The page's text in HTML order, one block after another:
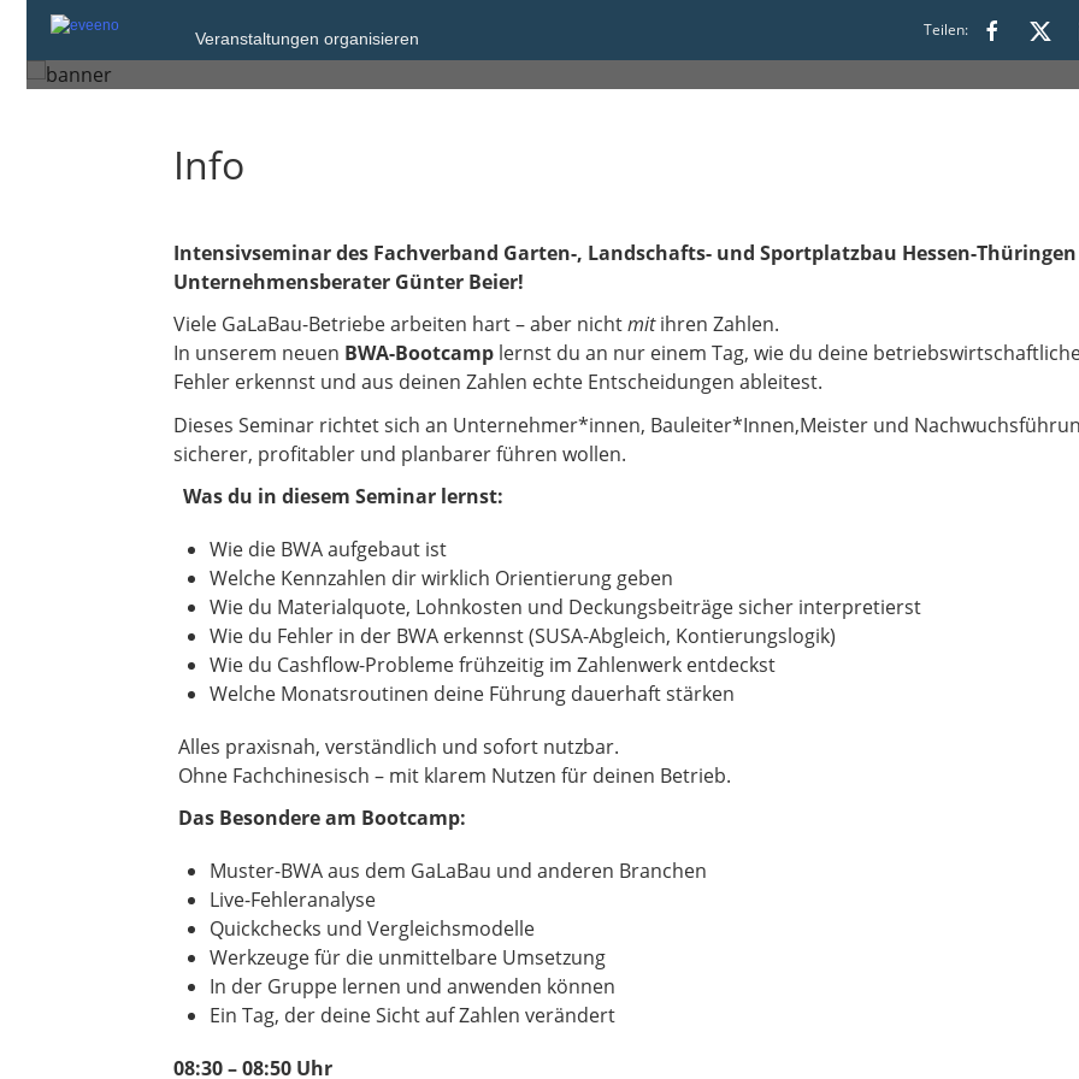
Veranstaltungen organisieren Teilen:
Fulda
Info
Intensivseminar des Fachverband Garten-, Landschafts- und Sportplatzbau Hessen-Thüringen
Unternehmensberater Günter Beier!
Viele GaLaBau-Betriebe arbeiten hart – aber nichtmitihren Zahlen.
In unserem neuen BWA-Bootcamp lernst du an nur einem Tag, wie du deine
Fehler erkennst und aus deinen Zahlen echte Entscheidungen ableitest.
Dieses Seminar richtet sich an Unternehmer*innen, Bauleiter*Innen,Meister und
sicherer, profitabler und planbarer führen wollen.
Was du in diesem Seminar lernst:
Wie die BWA aufgebaut ist
Welche Kennzahlen dir wirklich Orientierung geben
Wie du Materialquote, Lohnkosten und Deckungsbeiträge sicher interpretierst
Wie du Fehler in der BWA erkennst (SUSA-Abgleich, Kontierungslogik)
Wie du Cashflow-Probleme frühzeitig im Zahlenwerk entdeckst
Welche Monatsroutinen deine Führung dauerhaft stärken
Alles praxisnah, verständlich und sofort nutzbar.
Ohne Fachchinesisch – mit klarem Nutzen für deinen Betrieb.
Das Besondere am Bootcamp:
Muster-BWA aus dem GaLaBau und anderen Branchen
Live-Fehleranalyse
Quickchecks und Vergleichsmodelle
Werkzeuge für die unmittelbare Umsetzung
In der Gruppe lernen und anwenden können
Ein Tag, der deine Sicht auf Zahlen verändert
08:30 – 08:50 Uhr